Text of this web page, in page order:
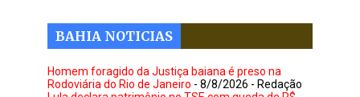
BAHIA NOTICIAS
Homem foragido da Justiça baiana é preso na
Rodoviária do Rio de Janeiro - 8/8/2026 - Redação